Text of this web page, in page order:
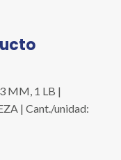
MM, 1 LB |
| Cant./unidad: